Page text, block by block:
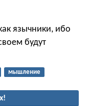
язычники, ибо
будут
мышление